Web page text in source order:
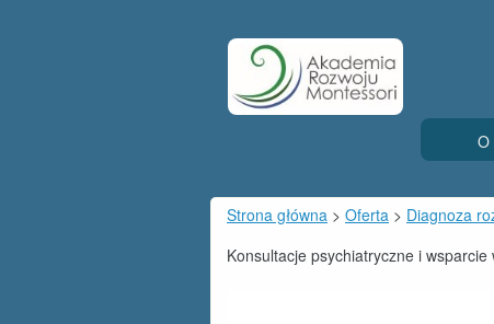
O
Strona główna > Oferta > Diagnoza
Konsultacje psychiatryczne i